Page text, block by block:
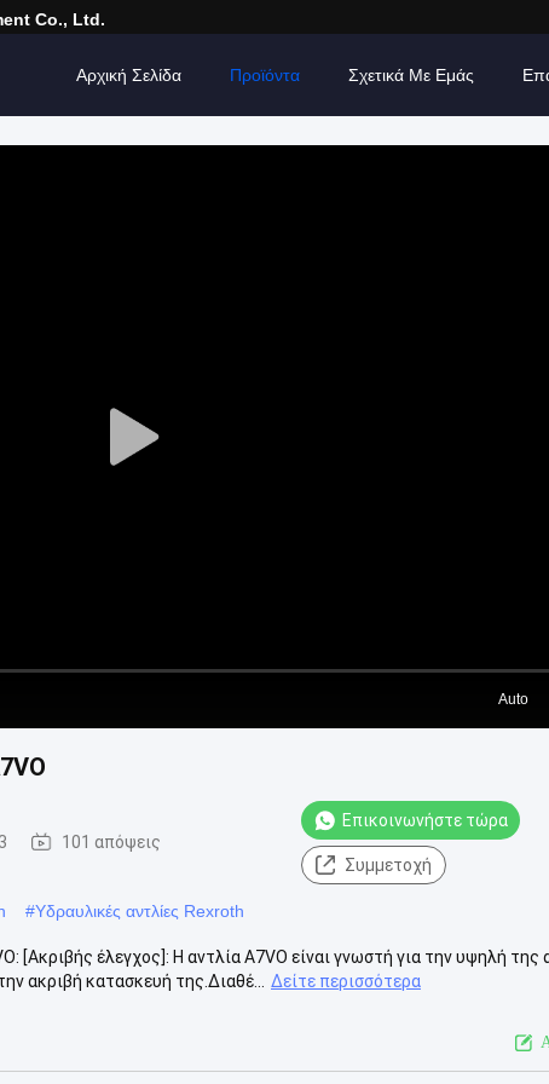
Co., Ltd.
Αρχική Σελίδα Προϊόντα Σχετικά Με Εμάς
Play
Auto
101 απόψεις
Επικοινωνήστε τώρα
Συμμετοχή
#Υδραυλικές αντλίες Rexroth
[Ακριβής έλεγχος]: Η αντλία A7VO είναι γνωστή για την υψηλή της
ακριβή κατασκευή της.Διαθέ...
Δείτε περισσότερα